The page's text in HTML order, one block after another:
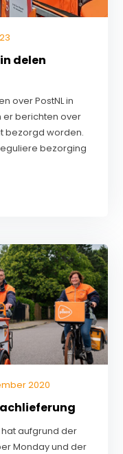
delen
over PostNL in
er berichten over
bezorgd worden.
bezorging
2020
aufgrund der
​​Monday und der